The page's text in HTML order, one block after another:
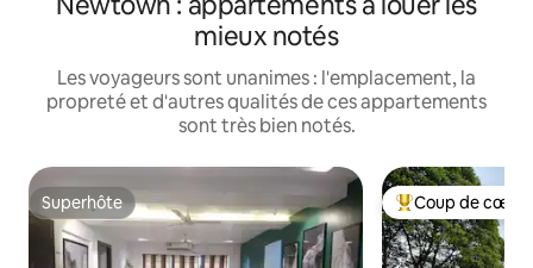
mieux notés
Les voyageurs sont unanimes : l'emplacement, la
propreté et d'autres qualités de ces appartements
sont très bien notés.
Superhôte
Superhôte Coup de cœur
Coup de cœur